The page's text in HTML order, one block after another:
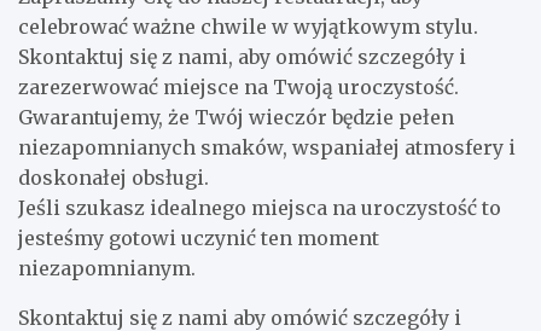
celebrować ważne chwile w wyjątkowym stylu.
Skontaktuj się z nami, aby omówić szczegóły i
zarezerwować miejsce na Twoją uroczystość.
Gwarantujemy, że Twój wieczór będzie pełen
niezapomnianych smaków, wspaniałej atmosfery i
doskonałej obsługi.
Jeśli szukasz idealnego miejsca na uroczystość to
jesteśmy gotowi uczynić ten moment
niezapomnianym.
Skontaktuj się z nami aby omówić szczegóły i